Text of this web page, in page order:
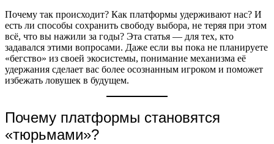
Почему так происходит? Как платформы удерживают нас? И
есть ли способы сохранить свободу выбора, не теряя при этом
всё, что вы нажили за годы? Эта статья — для тех, кто
задавался этими вопросами. Даже если вы пока не планируете
«бегство» из своей экосистемы, понимание механизма её
удержания сделает вас более осознанным игроком и поможет
избежать ловушек в будущем.
Почему платформы становятся
«тюрьмами»?